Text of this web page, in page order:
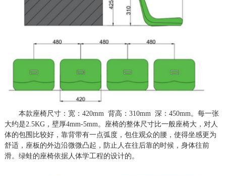
本款座椅尺寸：宽： 420mm 背高： 310mm 深： 450mm。每一张
大约是2.5KG，壁厚4mm-5mm。座椅的整体尺寸比一般座椅大，对人
体的包围比较好，靠背带有一点弧度， 包住观众的腰，使得坐感更为
舒适，座板的外边沿微微凸起，防止人在往后靠的时候，身体往前
滑。绿蛙的座椅依据人体学工程的设计的。